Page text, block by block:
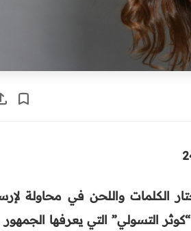
الكلمات واللحن في محاولة
التسولي” التي يعرفها